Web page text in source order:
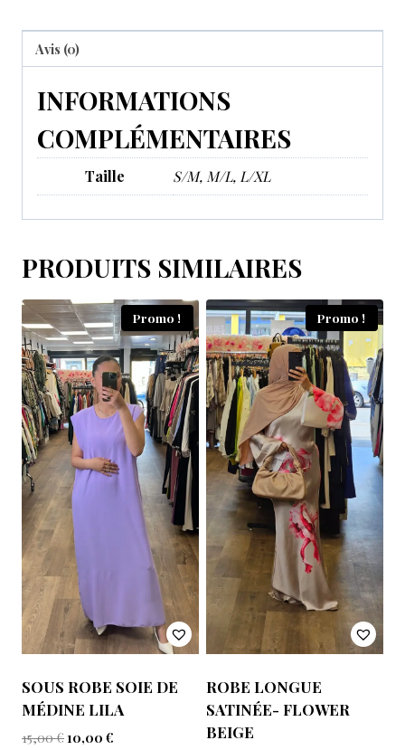
Avis (0)
INFORMATIONS
COMPLÉMENTAIRES
Taille S/M, M/L, L/XL
PRODUITS SIMILAIRES
Promo !
SOUS ROBE SOIE DE
MÉDINE LILA
15,00€10,00 €
Promo !
ROBE LONGUE
SATINÉE- FLOWER
BEIGE